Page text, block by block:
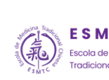
Login